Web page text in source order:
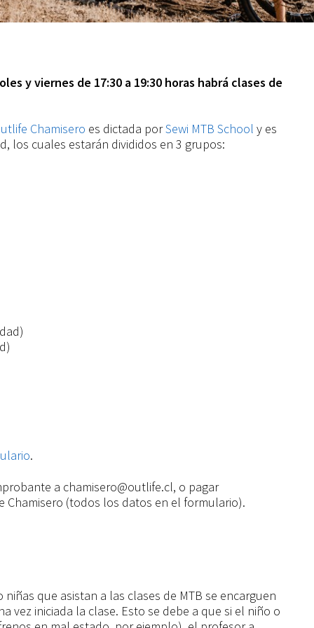
y viernes de 17:30 a 19:30 horas habrá clases de
Chamisero es dictada porSewi MTB School y es
los cuales estarán divididos en 3 grupos:
.
a chamisero@outlife.cl, o pagar
(todos los datos en el formulario).
que asistan a las clases de MTB se encarguen
vez iniciada la clase. Esto se debe a que si el niño o